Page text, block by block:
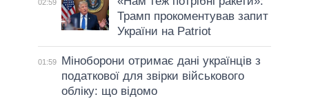
02:59
Трамп прокоментував запит
України на Patriot
01:59
Міноборони отримає дані українців з
податкової для звірки військового
обліку: що відомо